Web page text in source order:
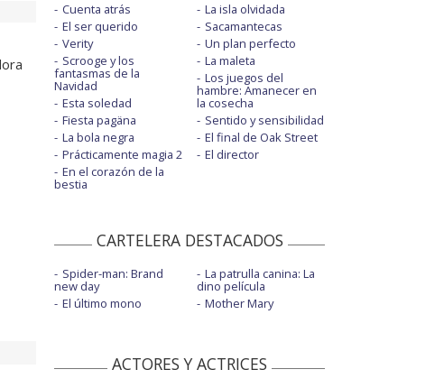
Cuenta atrás
El ser querido
Verity
Scrooge y los
fantasmas de la
Navidad
Esta soledad
Fiesta pagäna
La bola negra
Prácticamente magia 2
En el corazón de la
bestia
La isla olvidada
Sacamantecas
Un plan perfecto
La maleta
Los juegos del
hambre: Amanecer en
la cosecha
Sentido y sensibilidad
El final de Oak Street
El director
CARTELERA DESTACADOS
Spider-man: Brand
new day
El último mono
La patrulla canina: La
dino película
Mother Mary
ACTORES Y ACTRICES